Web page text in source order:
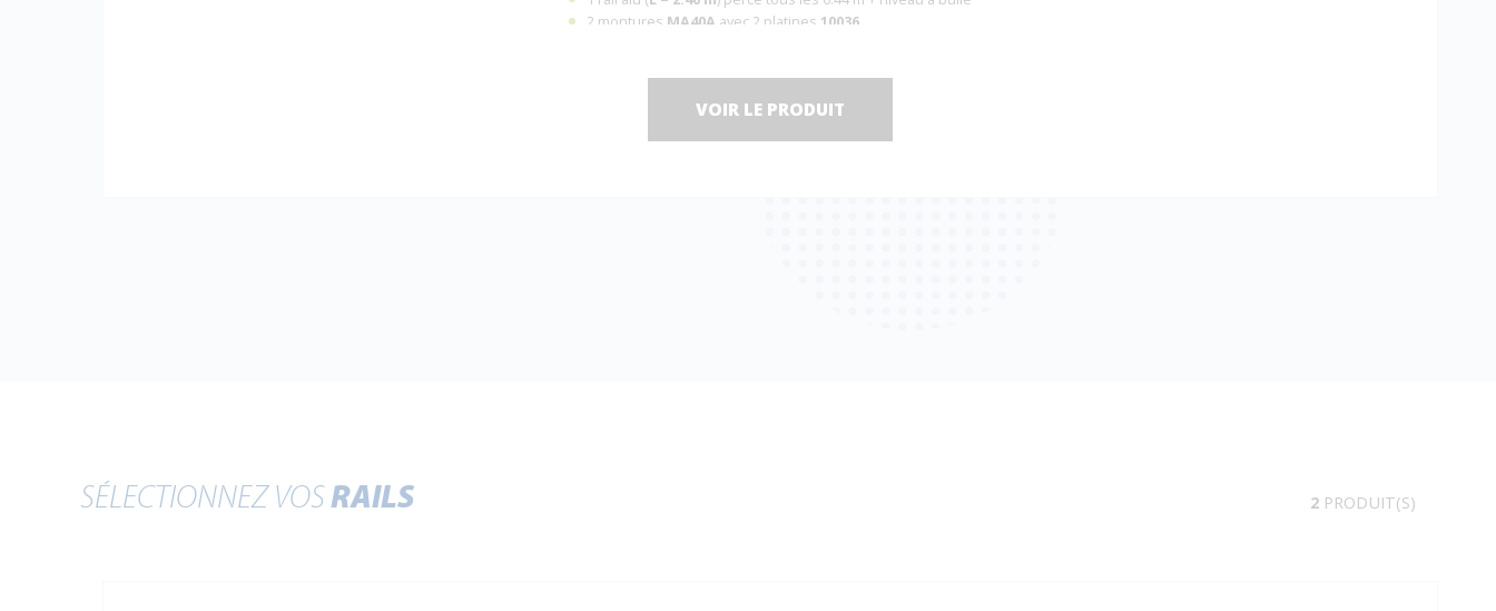
2 montures MA40A avec 2 platines 10036
VOIR LE PRODUIT
SÉLECTIONNEZ VOSRAILS 2 PRODUIT(S)